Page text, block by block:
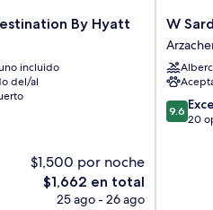
By Hyatt
incluido
del/al
$1,500 por noche
El
precio
$1,662 en total
25 ago - 26 ago
W
Sardinia
-
Poltu
Quatu
W
9.6
de
9.6
20